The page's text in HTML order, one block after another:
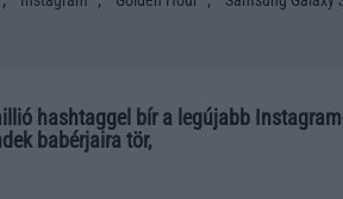
hashtaggel bír a legújabb
babérjaira tör,